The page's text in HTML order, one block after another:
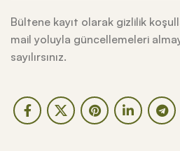
Bültene kayıt olarak gizlilik
mail yoluyla güncellemeleri
sayılırsınız.